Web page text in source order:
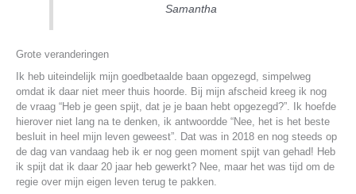
Samantha
Grote veranderingen
Ik heb uiteindelijk mijn goedbetaalde baan opgezegd, simpelweg
omdat ik daar niet meer thuis hoorde. Bij mijn afscheid kreeg ik nog
de vraag “Heb je geen spijt, dat je je baan hebt opgezegd?”. Ik hoefde
hierover niet lang na te denken, ik antwoordde “Nee, het is het beste
besluit in heel mijn leven geweest”. Dat was in 2018 en nog steeds op
de dag van vandaag heb ik er nog geen moment spijt van gehad! Heb
ik spijt dat ik daar 20 jaar heb gewerkt? Nee, maar het was tijd om de
regie over mijn eigen leven terug te pakken.